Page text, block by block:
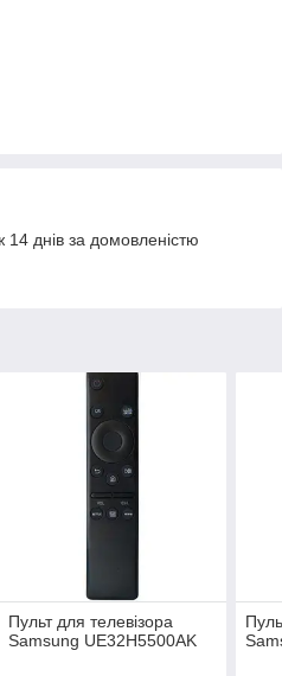
днів за домовленістю
Пульт для телевізора
Samsung UE32H5500AK